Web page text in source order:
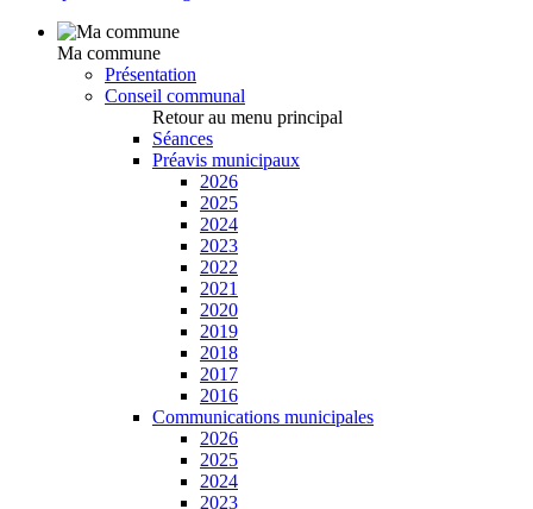
Ma commune
Présentation
Conseil communal
Retour au menu principal
Séances
Préavis municipaux
2026
2025
2024
2023
2022
2021
2020
2019
2018
2017
2016
Communications municipales
2026
2025
2024
2023